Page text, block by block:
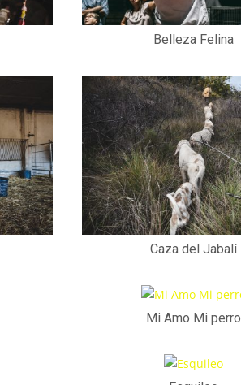
Belleza Felina
Caza del Jabalí
Mi Amo Mi perro